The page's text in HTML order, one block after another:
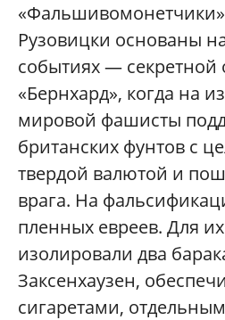
Рузовицки основаны
событиях — секретной
«Бернхард», когда на
мировой фашисты
британских фунтов с
твердой валютой и
врага. На
пленных евреев. Для
изолировали два
Заксенхаузен,
сигаретами,